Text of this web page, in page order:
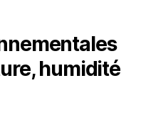
humidité